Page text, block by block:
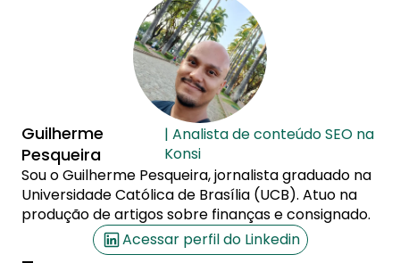
Guilherme
Pesqueira
| Analista de conteúdo SEO na
Konsi
Sou o Guilherme Pesqueira, jornalista graduado na
Universidade Católica de Brasília (UCB). Atuo na
produção de artigos sobre finanças e consignado.
Acessar perfil do Linkedin